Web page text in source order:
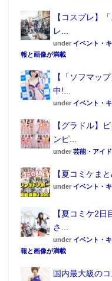
【コスプレ】
レ...
under イベント・
報と画像が満載
【「ソフマッ
中!...
under イベント・
【グラドル】
ンピ...
under 芸能・アイ
【夏コミケま
under イベント・
【夏コミケ2
さ...
under イベント・
報と画像が満載
国内最大級の